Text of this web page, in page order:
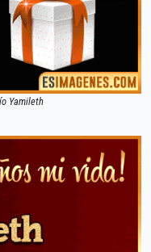
Yamileth